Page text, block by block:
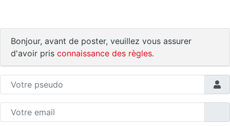
Bonjour, avant de poster, veuillez vous assurer
d'avoir pris connaissance des règles.